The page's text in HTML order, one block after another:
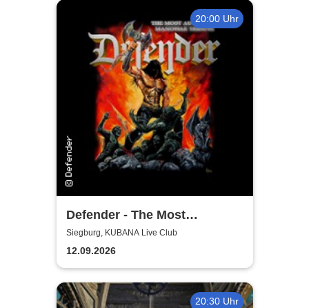
20:00 Uhr
Defender - The Most
Authentic Manowar Tribute
Siegburg, KUBANA Live Club
12.09.2026
20:30 Uhr